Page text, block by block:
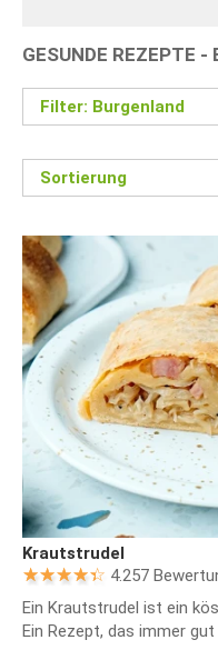
GESUNDE REZEPTE -
Filter: Burgenland
Sortierung
Krautstrudel
4.257
Ein Krautstrudel ist ein
Ein Rezept, das immer